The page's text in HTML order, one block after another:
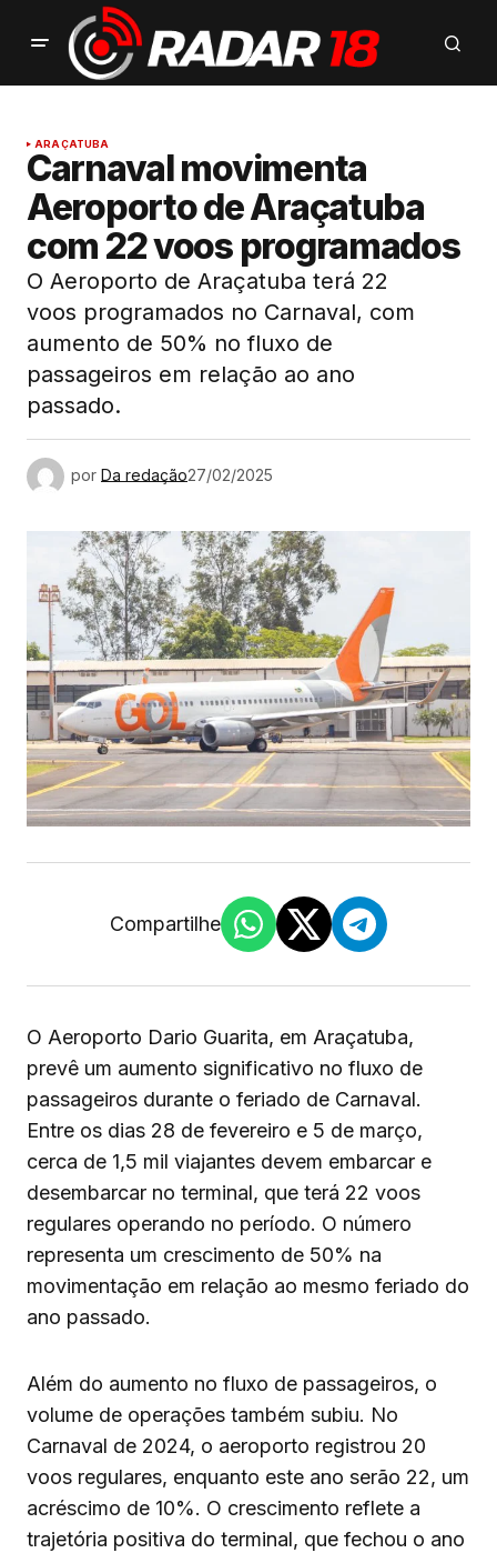
ARAÇATUBA
Carnaval movimenta
Aeroporto de Araçatuba
com 22 voos programados
O Aeroporto de Araçatuba terá 22
voos programados no Carnaval, com
aumento de 50% no fluxo de
passageiros em relação ao ano
passado.
por Da redação27/02/2025
Compartilhe
O Aeroporto Dario Guarita, em Araçatuba,
prevê um aumento significativo no fluxo de
passageiros durante o feriado de Carnaval.
Entre os dias 28 de fevereiro e 5 de março,
cerca de 1,5 mil viajantes devem embarcar e
desembarcar no terminal, que terá 22 voos
regulares operando no período. O número
representa um crescimento de 50% na
movimentação em relação ao mesmo feriado do
ano passado.
Além do aumento no fluxo de passageiros, o
volume de operações também subiu. No
Carnaval de 2024, o aeroporto registrou 20
voos regulares, enquanto este ano serão 22, um
acréscimo de 10%. O crescimento reflete a
trajetória positiva do terminal, que fechou o ano